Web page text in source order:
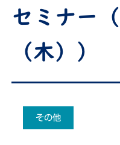
セミナー
（木））
その他